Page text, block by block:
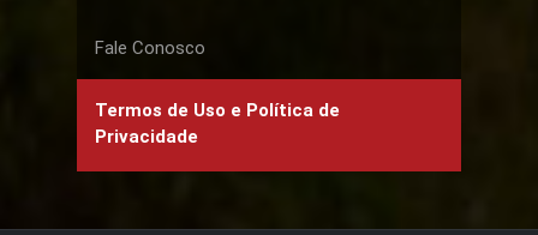
Fale Conosco
Termos de Uso e Política de
Privacidade